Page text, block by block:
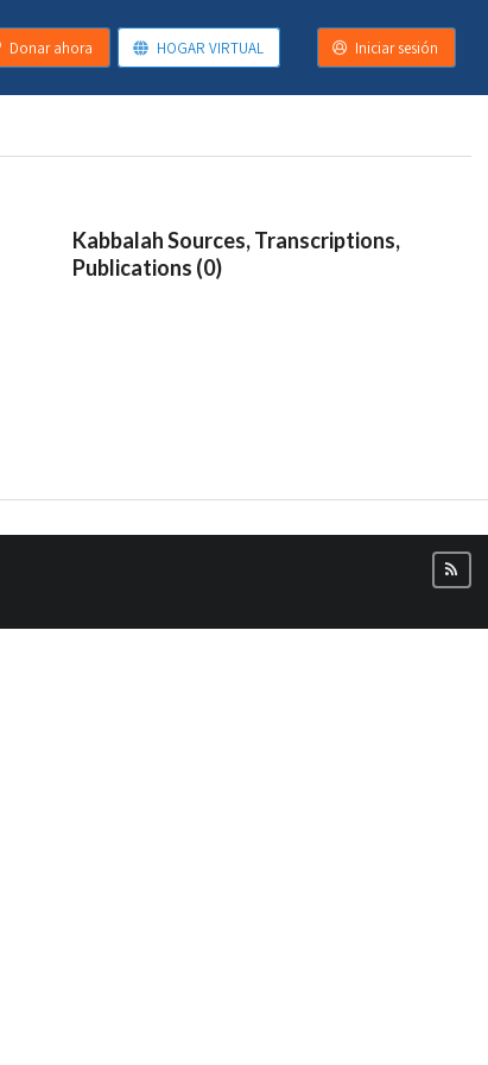
Donar ahora HOGAR VIRTUAL Iniciar sesión
Kabbalah Sources, Transcriptions,
Publications (0)